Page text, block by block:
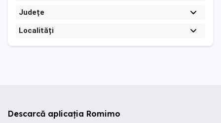
Județe
Localități
Descarcă aplicația Romimo